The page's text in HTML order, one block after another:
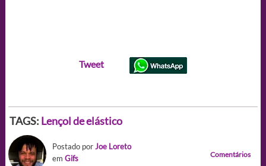
Tweet
TAGS: Lençol de elástico
Postado porJoe Loreto
em Gifs Comentários